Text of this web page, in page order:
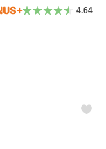
4.64